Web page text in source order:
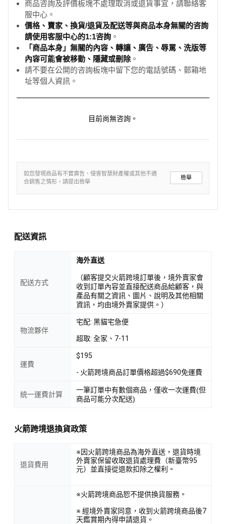
早餐或下午茶：為您補充能量，開啟美好的一天。運動前後：
商品咨詢及評價板塊不處理取消或退貨事宜，請聯絡客
服中心。
價格、賣家、換貨/退貨及配送等與商品本身無關的咨詢
請使用客服中心的1:1咨詢 。
「商品本身」無關的內容、轉讓、廣告、辱罵、洗版等
內容可能會被移動、隱藏或刪除。
請不要在公開的咨詢板塊中留下您的電話號碼、郵箱地
址等個人資訊。
目前尚無咨詢。
如您發現商品有不實廣告、侵害智慧財產權或其他不適
合銷售之情形，請提出檢舉
檢舉
配送資訊
配送方式
海外直送
（顧客提交火箭跨境訂單後，境外賣家會
收到訂單內容並直接配送商品給顧客，與
產品有關之資訊、圖片、說明及其他相關
資訊，均由境外賣家提供。）
物流夥伴
宅配: 黑貓宅急便
超取: 全家、7-11
運費
$195
- 火箭跨境商品訂單價格超過$690免運費
統一運費計算
一筆訂單中有數個商品，僅收一次運費(但
商品可能分次配送)
火箭跨境退換貨政策
退貨費用
※因火箭跨境商品為海外直送，退貨時境
外賣家保留收取退貨處理費（新臺幣95
元）並直接從退款扣除之權利。
※火箭跨境商品恕不提供換貨服務。
※ 經境外賣家同意，收到火箭跨境商品後7
天鑑賞期內得申請退貨。